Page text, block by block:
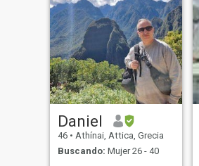
Daniel
46 • Athínai, Attica, Grecia
Buscando: Mujer 26 - 40